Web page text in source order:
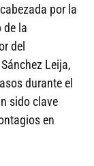
por la
de la
del
Leija,
durante el
sido clave
en